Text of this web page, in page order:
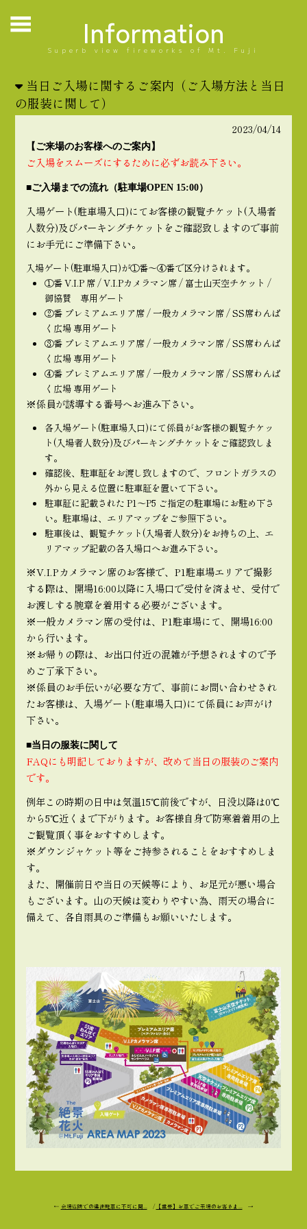
Information
Superb view fireworks of Mt. Fuji
当日ご入場に関するご案内（ご入場方法と当日
の服装に関して）
2023/04/14
【ご来場のお客様へのご案内】
ご入場をスムーズにするために必ずお読み下さい。
■ご入場までの流れ（駐車場OPEN 15:00）
入場ゲート(駐車場入口)にてお客様の観覧チケット(入場者
人数分)及びパーキングチケットをご確認致しますので事前
にお手元にご準備下さい。
入場ゲート(駐車場入口)が①番〜④番で区分けされます。
①番 V.I.P 席 / V.I.Pカメラマン席 / 富士山天空チケット /
御協賛 専用ゲート
②番 プレミアムエリア席 / 一般カメラマン席 / SS席わんぱ
く広場 専用ゲート
③番 プレミアムエリア席 / 一般カメラマン席 / SS席わんぱ
く広場 専用ゲート
④番 プレミアムエリア席 / 一般カメラマン席 / SS席わんぱ
く広場 専用ゲート
※係員が誘導する番号へお進み下さい。
各入場ゲート(駐車場入口)にて係員がお客様の観覧チケッ
ト(入場者人数分)及びパーキングチケットをご確認致しま
す。
確認後、駐車証をお渡し致しますので、フロントガラスの
外から見える位置に駐車証を置いて下さい。
駐車証に記載された P1〜P5 ご指定の駐車場にお駐め下さ
い。駐車場は、エリアマップをご参照下さい。
駐車後は、観覧チケット(入場者人数分)をお持ちの上、エ
リアマップ記載の各入場口へお進み下さい。
※V.I.Pカメラマン席のお客様で、P1駐車場エリアで撮影
する際は、開場16:00以降に入場口で受付を済ませ、受付で
お渡しする腕章を着用する必要がございます。
※一般カメラマン席の受付は、P1駐車場にて、開場16:00
から行います。
※お帰りの際は、お出口付近の混雑が予想されますので予
めご了承下さい。
※係員のお手伝いが必要な方で、事前にお問い合わせされ
たお客様は、入場ゲート(駐車場入口)にて係員にお声がけ
下さい。
■当日の服装に関して
FAQにも明記しておりますが、改めて当日の服装のご案内
です。
例年この時期の日中は気温15℃前後ですが、日没以降は0℃
から5℃近くまで下がります。お客様自身で防寒着着用の上
ご観覧頂く事をおすすめします。
※ダウンジャケット等をご持参されることをおすすめしま
す。
また、開催前日や当日の天候等により、お足元が悪い場合
もございます。山の天候は変わりやすい為、雨天の場合に
備えて、各自雨具のご準備もお願いいたします。
← 会場近隣での違法駐車に不可に関.../ 【重要】お車でご来場のお客さま...→